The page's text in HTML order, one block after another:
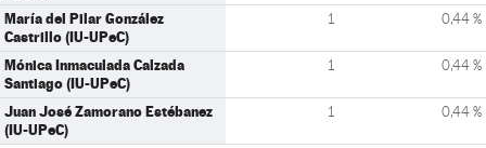
María del Pilar González
Castrillo (IU-UPeC)
1 0,44 %
Mónica Inmaculada Calzada
Santiago (IU-UPeC)
1 0,44 %
Juan José Zamorano Estébanez
(IU-UPeC)
1 0,44 %